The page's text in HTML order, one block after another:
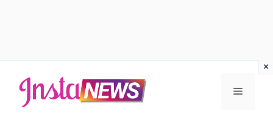
contenuto
Menu